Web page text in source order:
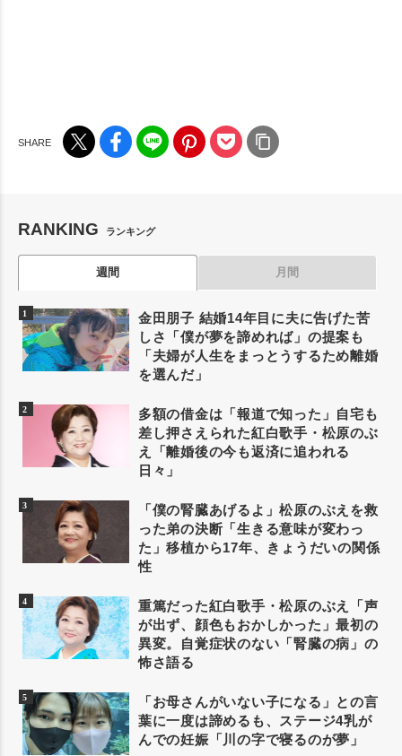
RANKING ランキング
週間 月間
金田朋子 結婚14年目に夫に告げた苦
しさ「僕が夢を諦めれば」の提案も
「夫婦が人生をまっとうするため離婚
を選んだ」
多額の借金は「報道で知った」自宅も
差し押さえられた紅白歌手・松原のぶ
え「離婚後の今も返済に追われる
日々」
「僕の腎臓あげるよ」松原のぶえを救
った弟の決断「生きる意味が変わっ
た」移植から17年、きょうだいの関係
性
重篤だった紅白歌手・松原のぶえ「声
が出ず、顔色もおかしかった」最初の
異変。自覚症状のない「腎臓の病」の
怖さ語る
「お母さんがいない子になる」との言
葉に一度は諦めるも、ステージ4乳が
んでの妊娠「川の字で寝るのが夢」